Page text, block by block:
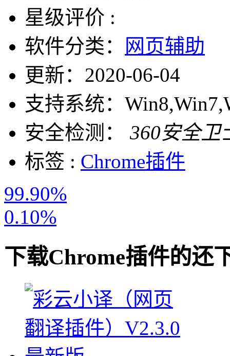
星级评价 :
软件分类：
网页辅助
更新： 2020-06-04
支持系统：
安全检测：
360安全卫
标签 : Chrome插件
99.90%
0.10%
下载Chrome插件的还